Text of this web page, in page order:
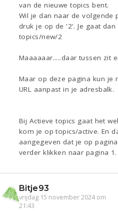
van de nieuwe topics bent.
Wil je dan naar de volgende
druk je op de '2'. Je gaat dan
topics/new/2
Maaaaaar.....daar tussen zit
Maar op deze pagina kun je
URL aanpast in je adresbalk.
Bij Actieve topics gaat het
kom je op topics/active. En
aangegeven dat je op
verder klikken naar pagina 1.
Bitje93
vrijdag 15 november 2024 om
21:43